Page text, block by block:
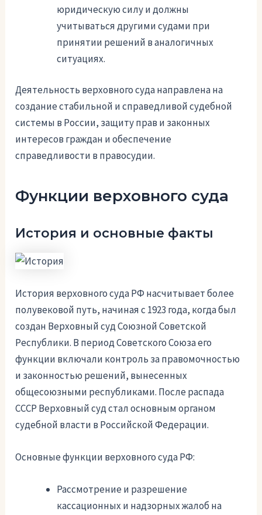
юридическую силу и должны
учитываться другими судами при
принятии решений в аналогичных
ситуациях.
Деятельность верховного суда направлена на
создание стабильной и справедливой судебной
системы в России, защиту прав и законных
интересов граждан и обеспечение
справедливости в правосудии.
Функции верховного суда
История и основные факты
История верховного суда РФ насчитывает более
полувековой путь, начиная с 1923 года, когда был
создан Верховный суд Союзной Советской
Республики. В период Советского Союза его
функции включали контроль за правомочностью
и законностью решений, вынесенных
общесоюзными республиками. После распада
СССР Верховный суд стал основным органом
судебной власти в Российской Федерации.
Основные функции верховного суда РФ:
Рассмотрение и разрешение
кассационных и надзорных жалоб на